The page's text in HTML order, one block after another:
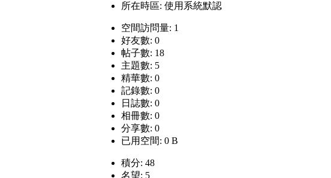
所在時區: 使用系統默認
空間訪問量: 1
好友數: 0
帖子數: 18
主題數: 5
精華數: 0
記錄數: 0
日誌數: 0
相冊數: 0
分享數: 0
已用空間: 0 B
積分: 48
名望: 5